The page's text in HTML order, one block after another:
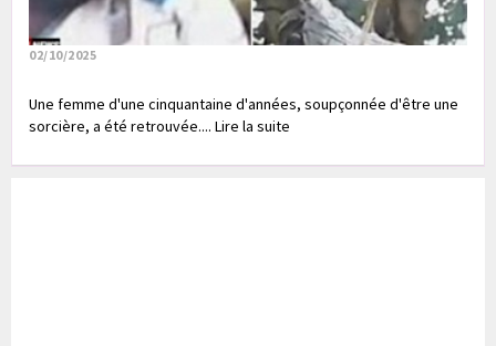
02/10/2025
Une femme d'une cinquantaine d'années, soupçonnée d'être une
sorcière, a été retrouvée.... Lire la suite